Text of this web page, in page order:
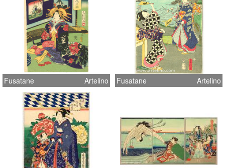
Fusatane Artelino Fusatane Artelino